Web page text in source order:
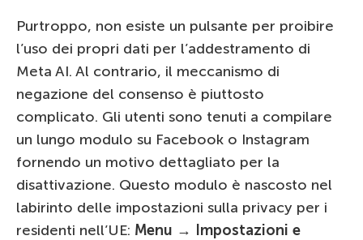
Purtroppo, non esiste un pulsante per proibire
l’uso dei propri dati per l’addestramento di
Meta AI. Al contrario, il meccanismo di
negazione del consenso è piuttosto
complicato. Gli utenti sono tenuti a compilare
un lungo modulo su Facebook o Instagram
fornendo un motivo dettagliato per la
disattivazione. Questo modulo è nascosto nel
labirinto delle impostazioni sulla privacy per i
residenti nell’UE: Menu → Impostazioni e